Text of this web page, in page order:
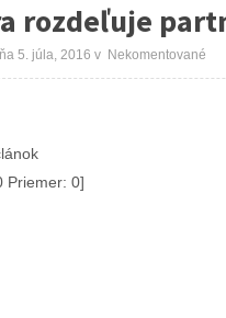
rozdeľuje
5. júla, 2016 v Nekomentované
Priemer: 0]